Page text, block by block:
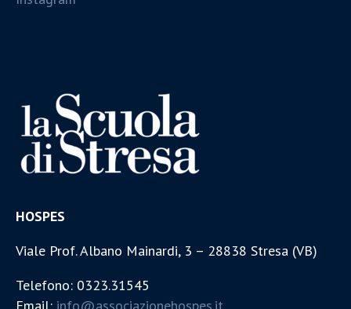
HOSPES
Viale Prof. Albano Mainardi, 3 – 28838 Stresa (VB)
Telefono: 0323.31545